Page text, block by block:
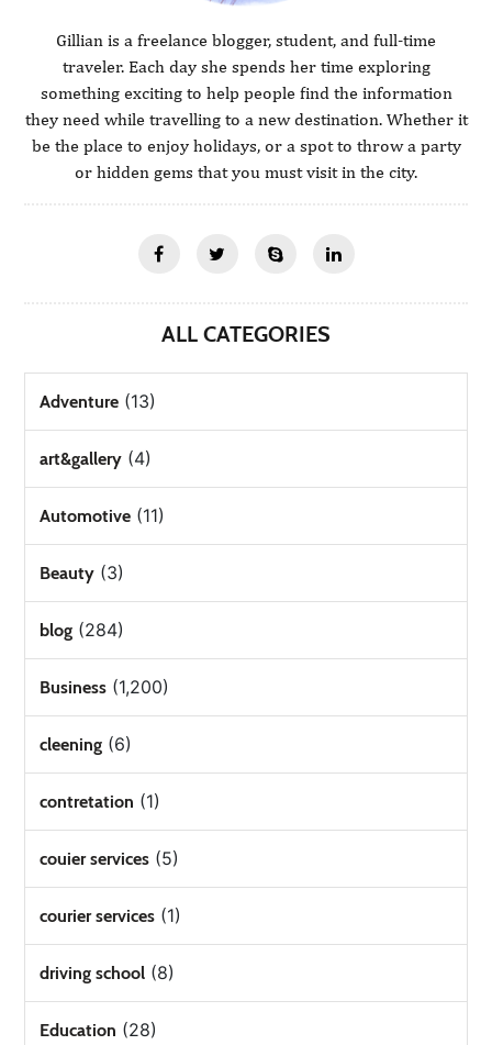
Gillian is a freelance blogger, student, and full-time
traveler. Each day she spends her time exploring
something exciting to help people find the information
they need while travelling to a new destination. Whether it
be the place to enjoy holidays, or a spot to throw a party
or hidden gems that you must visit in the city.
ALL CATEGORIES
Adventure (13)
art&gallery (4)
Automotive (11)
Beauty (3)
blog (284)
Business (1,200)
cleening (6)
contretation (1)
couier services (5)
courier services (1)
driving school (8)
Education (28)